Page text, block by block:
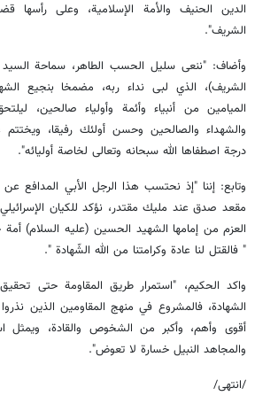
الدين الحنيف والأمة الإسلامية، وعلى رأسها
الشريف".
وأضاف: "ننعى سليل الحسب الطاهر، سماحة
الشريف)، الذي لبى نداء ربه، مضمخا بنجيع
الميامين من أنبياء وأئمة وأولياء صالحين،
والشهداء والصالحين وحسن أولئك رفيقا، ويختتم
درجة اصطفاها الله سبحانه وتعالى لخاصة أوليائه".
وتابع: إننا "إذ نحتسب هذا الرجل الأبي المدافع
مقعد صدق عند مليك مقتدر، نؤكد للكيان
العزم من إمامها الشهيد الحسين (عليه السلام) أمة
" فالقتل لنا عادة وكرامتنا من الله الشّهادة ".
واكد الحكيم، "استمرار طريق المقاومة حتى
الشهادة، فالمشروع في منهج المقاومين الذين
أقوى وأهم، وأكبر من الشخوص والقادة، ويمثل
والمجاهد النبيل خسارة لا تعوض".
/انتهى/